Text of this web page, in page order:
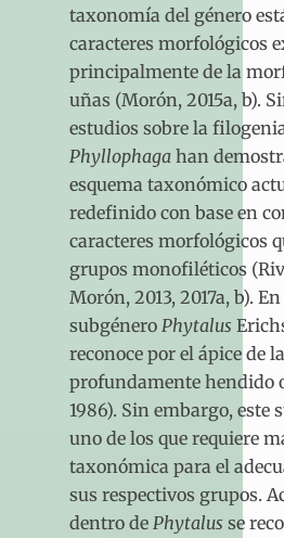
taxonomía del género
caracteres morfológicos
principalmente de la
uñas (Morón, 2015a, b).
estudios sobre la
Phyllophaga han
esquema taxonómico
redefinido con base en
caracteres morfológicos
grupos monofiléticos
Morón, 2013, 2017a, b).
subgénero Phytalus
reconoce por el ápice de
profundamente hendido
1986). Sin embargo, este
uno de los que requiere
taxonómica para el
sus respectivos grupos.
dentro de Phytalus se